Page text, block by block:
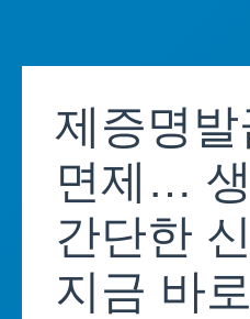
content제증명발
면제…
간단한
지금 바